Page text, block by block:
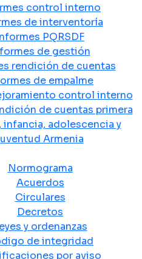
control interno
de interventoría
PQRSDF
de gestión
rendición de cuentas
de empalme
control interno
de cuentas primera
infancia, adolescencia y
Armenia
Normograma
Acuerdos
Circulares
Decretos
y ordenanzas
de integridad
por aviso